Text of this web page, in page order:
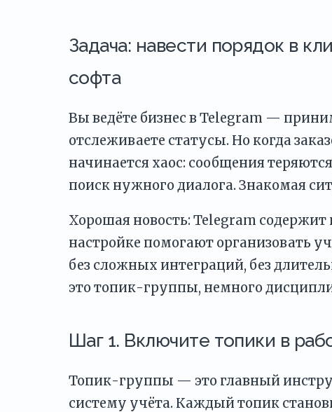
Задача: навести порядок в
софта
Вы ведёте бизнес в Telegram —
отслеживаете статусы. Но когда
начинается хаос: сообщения
поиск нужного диалога. Знакомая
Хорошая новость: Telegram
настройке помогают организовать
без сложных интеграций, без
это топик-группы, немного
Шаг 1. Включите топики в
Топик-группы — это главный
систему учёта. Каждый топик